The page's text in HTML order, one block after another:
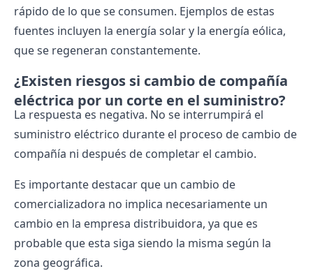
rápido de lo que se consumen. Ejemplos de estas
fuentes incluyen la energía solar y la energía eólica,
que se regeneran constantemente.
¿Existen riesgos si cambio de compañía
eléctrica por un corte en el suministro?
La respuesta es negativa. No se interrumpirá el
suministro eléctrico durante el proceso de cambio de
compañía ni después de completar el cambio.
Es importante destacar que un cambio de
comercializadora no implica necesariamente un
cambio en la empresa distribuidora, ya que es
probable que esta siga siendo la misma según la
zona geográfica.